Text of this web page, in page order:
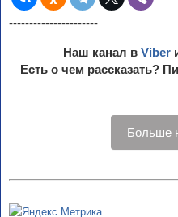
----------------------
Наш канал в Viber
Есть о чем рассказать?
Больше